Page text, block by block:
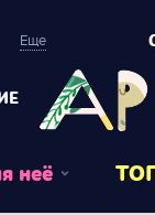
Еще
неё